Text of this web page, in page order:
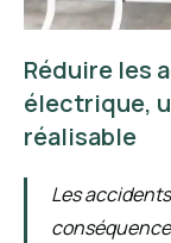
Réduire les
électrique,
réalisable
Les